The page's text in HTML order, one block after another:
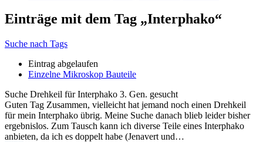
Einträge mit dem Tag „Interphako“
Suche nach Tags
Eintrag abgelaufen
Einzelne Mikroskop Bauteile
Suche Drehkeil für Interphako 3. Gen. gesucht
Guten Tag Zusammen, vielleicht hat jemand noch einen Drehkeil
für mein Interphako übrig. Meine Suche danach blieb leider bisher
ergebnislos. Zum Tausch kann ich diverse Teile eines Interphako
anbieten, da ich es doppelt habe (Jenavert und…